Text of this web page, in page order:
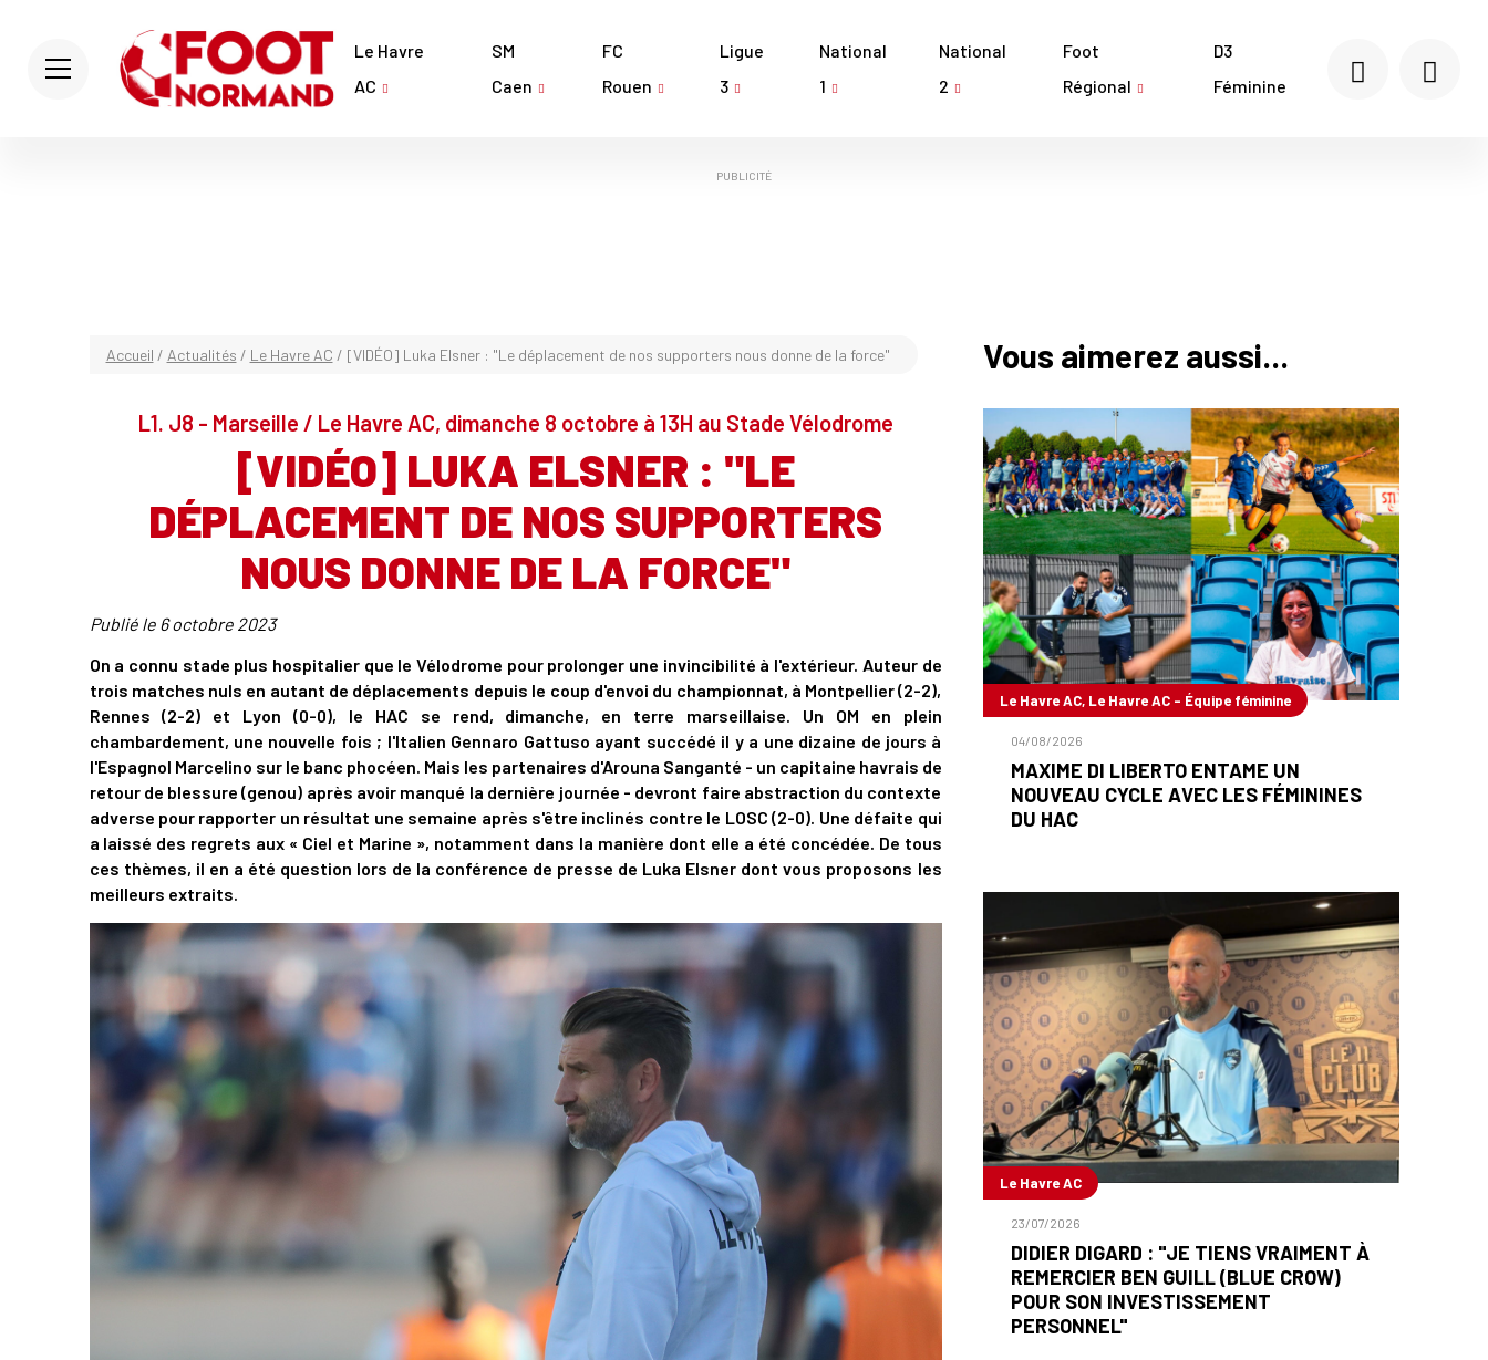
Le Havre
AC
SM
Caen
FC
Rouen
Ligue
3
National
1
National
2
Foot
Régional
D3
Féminine
PUBLICITÉ
Accueil / Actualités / Le Havre AC / [VIDÉO] Luka Elsner : "Le déplacement de nos supporters nous donne de la force"
L1. J8 - Marseille / Le Havre AC, dimanche 8 octobre à 13H au Stade Vélodrome
[VIDÉO] LUKA ELSNER : "LE
DÉPLACEMENT DE NOS SUPPORTERS
NOUS DONNE DE LA FORCE"
Publié le 6 octobre 2023
On a connu stade plus hospitalier que le Vélodrome pour prolonger une invincibilité à l'extérieur. Auteur de
trois matches nuls en autant de déplacements depuis le coup d'envoi du championnat, à Montpellier (2-2),
Rennes (2-2) et Lyon (0-0), le HAC se rend, dimanche, en terre marseillaise. Un OM en plein
chambardement, une nouvelle fois ; l'Italien Gennaro Gattuso ayant succédé il y a une dizaine de jours à
l'Espagnol Marcelino sur le banc phocéen. Mais les partenaires d'Arouna Sanganté - un capitaine havrais de
retour de blessure (genou) après avoir manqué la dernière journée - devront faire abstraction du contexte
adverse pour rapporter un résultat une semaine après s'être inclinés contre le LOSC (2-0). Une défaite qui
a laissé des regrets aux « Ciel et Marine », notamment dans la manière dont elle a été concédée. De tous
ces thèmes, il en a été question lors de la conférence de presse de Luka Elsner dont vous proposons les
meilleurs extraits.
Vous aimerez aussi...
Le Havre AC, Le Havre AC - Équipe féminine
04/08/2026
MAXIME DI LIBERTO ENTAME UN
NOUVEAU CYCLE AVEC LES FÉMININES
DU HAC
Le Havre AC
23/07/2026
DIDIER DIGARD : "JE TIENS VRAIMENT À
REMERCIER BEN GUILL (BLUE CROW)
POUR SON INVESTISSEMENT
PERSONNEL"